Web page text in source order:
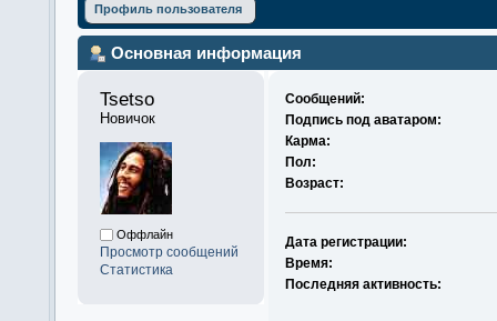
Профиль пользователя
Основная информация
Tsetso
Новичок
Оффлайн
Просмотр сообщений
Статистика
Сообщений:
Подпись под аватаром:
Карма:
Пол:
Возраст:
Дата регистрации:
Время:
Последняя активность: